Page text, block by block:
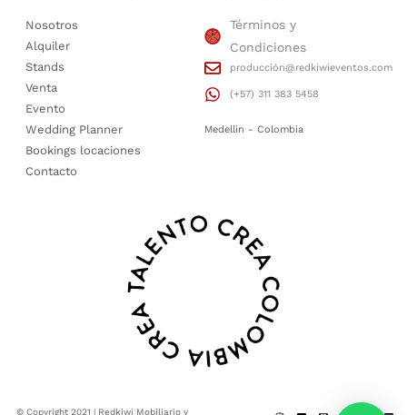
Nosotros
Alquiler
Stands
Venta
Evento
Wedding Planner
Bookings locaciones
Contacto
Términos y
Condiciones
producción@redkiwieventos.com
(+57) 311 383 5458
Medellin - Colombia
© Copyright 2021 | Redkiwi Mobiliario y